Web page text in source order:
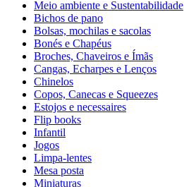
Meio ambiente e Sustentabilidade
Bichos de pano
Bolsas, mochilas e sacolas
Bonés e Chapéus
Broches, Chaveiros e Ímãs
Cangas, Echarpes e Lenços
Chinelos
Copos, Canecas e Squeezes
Estojos e necessaires
Flip books
Infantil
Jogos
Limpa-lentes
Mesa posta
Miniaturas